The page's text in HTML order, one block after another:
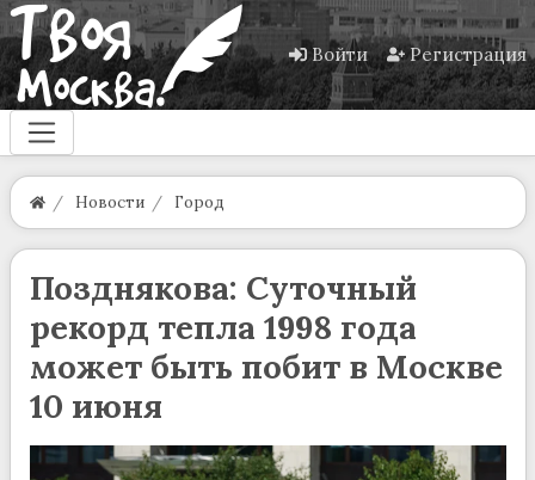
Войти Регистрация
Новости Город
Позднякова: Суточный
рекорд тепла 1998 года
может быть побит в Москве
10 июня